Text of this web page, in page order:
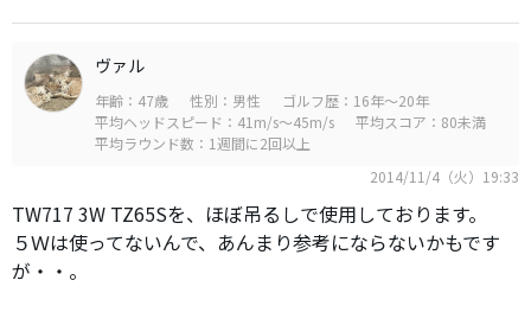
ヴァル
年齢：47歳 性別：男性
ゴルフ歴：16年～20年
平均ヘッドスピード：41m/s～45m/s
平均スコア：80未満
平均ラウンド数：1週間に2回以上
2014/11/4（火）19:33
TW717 3W TZ65Sを、ほぼ吊るしで使用しております。
５Ｗは使ってないんで、あんまり参考にならないかもです
が・・。